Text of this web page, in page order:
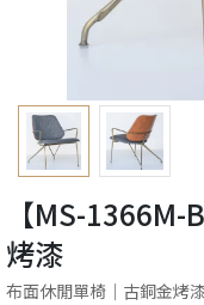
【MS-
烤漆
布面休閒單椅｜古銅金烤